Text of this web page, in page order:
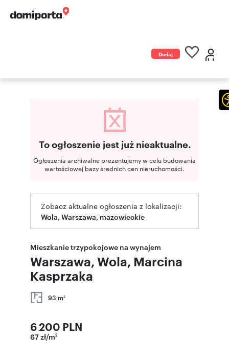
Dodaj
To ogłoszenie jest już nieaktualne.
Ogłoszenia archiwalne prezentujemy w celu budowania
wartościowej bazy średnich cen nieruchomości.
Zobacz aktualne ogłoszenia z lokalizacji:
Wola, Warszawa, mazowieckie
Mieszkanie trzypokojowe na wynajem
Warszawa, Wola, Marcina
Kasprzaka
93 m2
6 200 PLN
67 zł/m2